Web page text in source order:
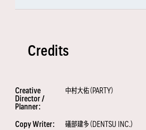
Credits
Creative
Director /
Planner：
中村大佑（PARTY）
Copy Writer： 礒部建多（DENTSU INC.）